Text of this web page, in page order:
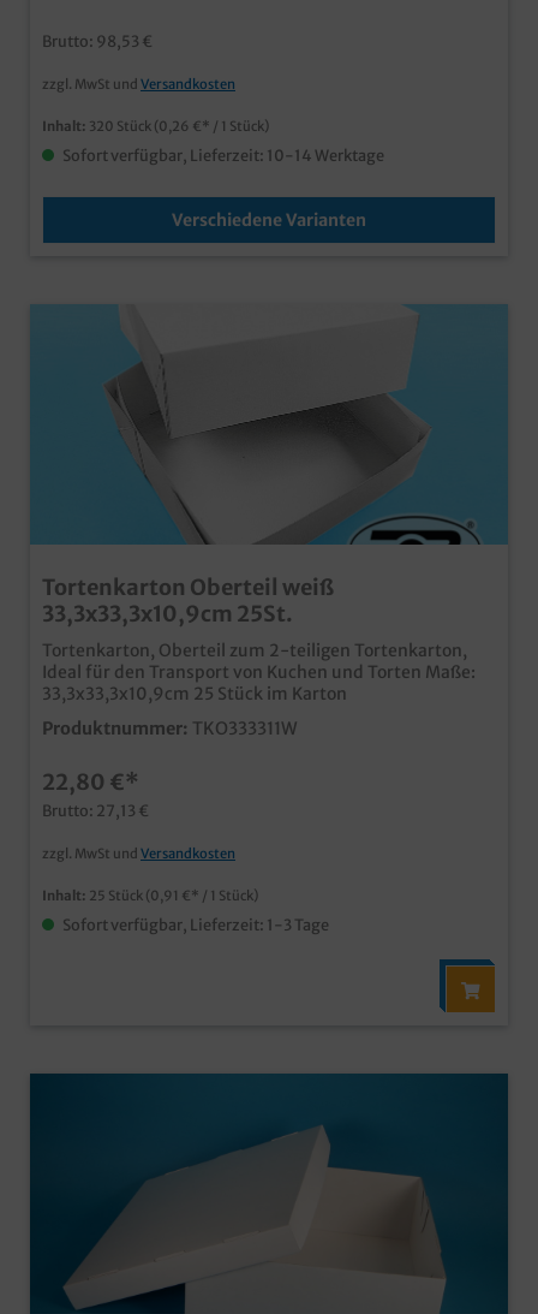
Hingucker an jeder Salatbar recycelbar über gelbe
Brutto: 98,53 €
zzgl. MwSt und Versandkosten
Inhalt: 320 Stück (0,26 €* / 1 Stück)
Sofort verfügbar, Lieferzeit: 10-14 Werktage
Verschiedene Varianten
Tortenkarton Oberteil weiß
33,3x33,3x10,9cm 25St.
Tortenkarton, Oberteil zum 2-teiligen Tortenkarton,
Ideal für den Transport von Kuchen und Torten Maße:
33,3x33,3x10,9cm 25 Stück im Karton
Produktnummer: TKO333311W
22,80 €*
Brutto: 27,13 €
zzgl. MwSt und Versandkosten
Inhalt: 25 Stück (0,91 €* / 1 Stück)
Sofort verfügbar, Lieferzeit: 1-3 Tage